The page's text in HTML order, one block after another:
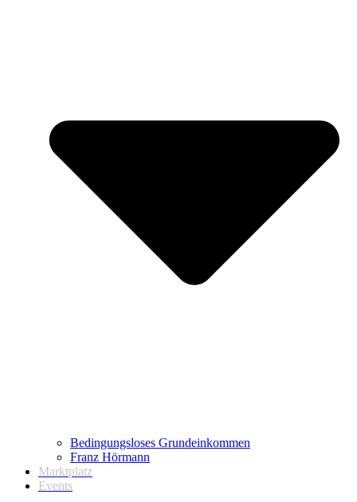
Bedingungsloses Grundeinkommen
Franz Hörmann
Marktplatz
Events